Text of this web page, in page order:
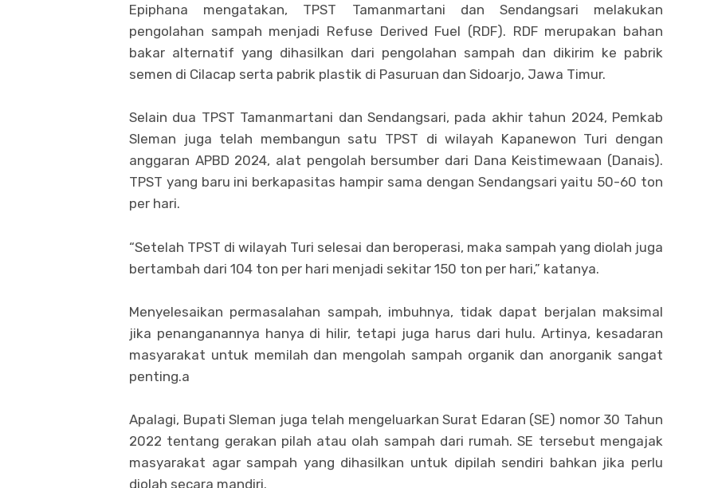
Epiphana mengatakan, TPST Tamanmartani dan Sendangsari melakukan
pengolahan sampah menjadi Refuse Derived Fuel (RDF). RDF merupakan bahan
bakar alternatif yang dihasilkan dari pengolahan sampah dan dikirim ke pabrik
semen di Cilacap serta pabrik plastik di Pasuruan dan Sidoarjo, Jawa Timur.
Selain dua TPST Tamanmartani dan Sendangsari, pada akhir tahun 2024, Pemkab
Sleman juga telah membangun satu TPST di wilayah Kapanewon Turi dengan
anggaran APBD 2024, alat pengolah bersumber dari Dana Keistimewaan (Danais).
TPST yang baru ini berkapasitas hampir sama dengan Sendangsari yaitu 50-60 ton
per hari.
“Setelah TPST di wilayah Turi selesai dan beroperasi, maka sampah yang diolah juga
bertambah dari 104 ton per hari menjadi sekitar 150 ton per hari,” katanya.
Menyelesaikan permasalahan sampah, imbuhnya, tidak dapat berjalan maksimal
jika penanganannya hanya di hilir, tetapi juga harus dari hulu. Artinya, kesadaran
masyarakat untuk memilah dan mengolah sampah organik dan anorganik sangat
penting.a
Apalagi, Bupati Sleman juga telah mengeluarkan Surat Edaran (SE) nomor 30 Tahun
2022 tentang gerakan pilah atau olah sampah dari rumah. SE tersebut mengajak
masyarakat agar sampah yang dihasilkan untuk dipilah sendiri bahkan jika perlu
diolah secara mandiri.